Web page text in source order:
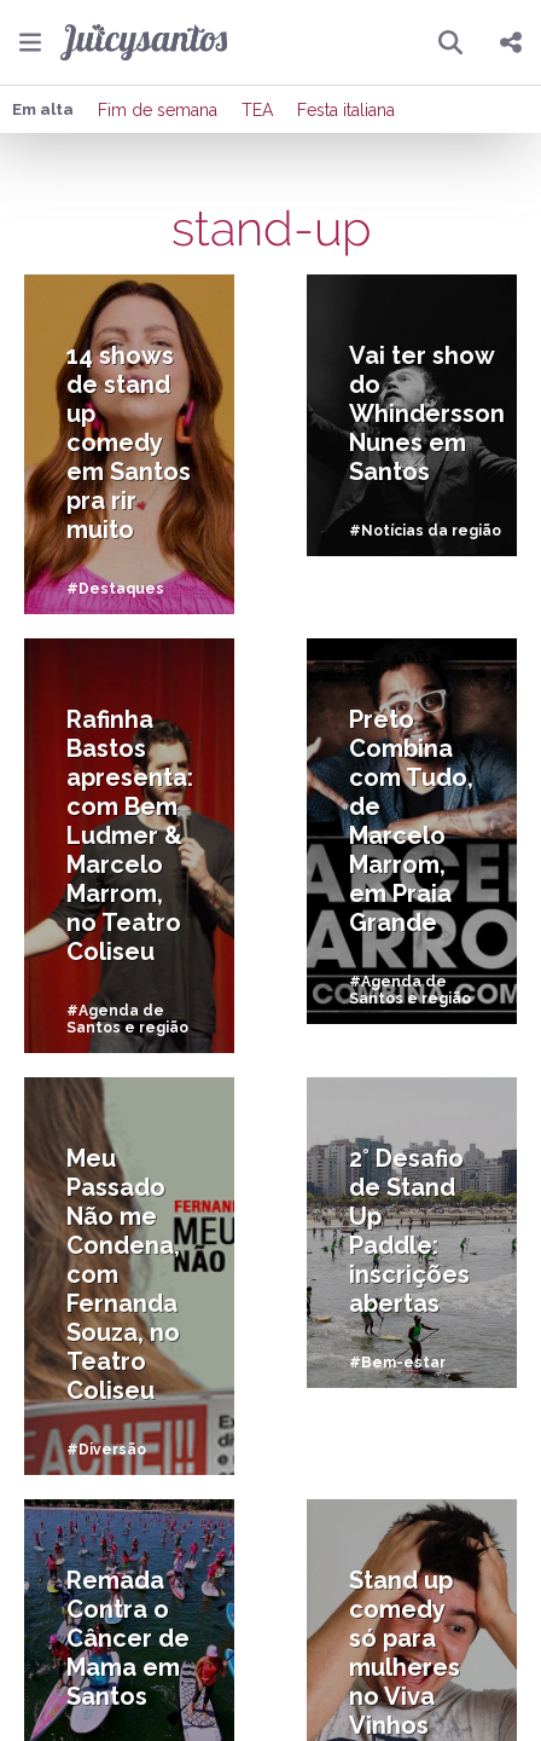
Pesquisar
Compartilhar
Publicar no Facebook
Em alta Fim de semana TEA Festa italiana
stand-up
14 shows
de stand
up
comedy
em Santos
pra rir
muito
#Destaques
Vai ter show
do
Whindersson
Nunes em
Santos
#Notícias da região
30/07/2015
Rafinha
Bastos
apresenta:
com Bem
Ludmer &
Marcelo
Marrom,
no Teatro
Coliseu
#Agenda de
Santos e região
Preto
Combina
com Tudo,
de
Marcelo
Marrom,
em Praia
Grande
#Agenda de
Santos e região
24/03/2015
Meu
Passado
Não me
Condena,
com
Fernanda
Souza, no
Teatro
Coliseu
#Diversão
2° Desafio
de Stand
Up
Paddle:
inscrições
abertas
#Bem-estar
13/10/2014
Remada
Contra o
Câncer de
Mama em
Santos
Stand up
comedy
só para
mulheres
no Viva
Vinhos